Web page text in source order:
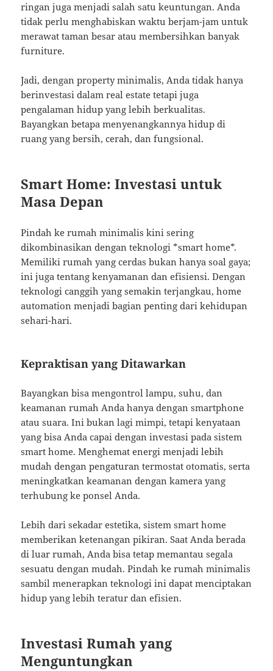
ringan juga menjadi salah satu keuntungan. Anda
tidak perlu menghabiskan waktu berjam-jam untuk
merawat taman besar atau membersihkan banyak
furniture.
Jadi, dengan property minimalis, Anda tidak hanya
berinvestasi dalam real estate tetapi juga
pengalaman hidup yang lebih berkualitas.
Bayangkan betapa menyenangkannya hidup di
ruang yang bersih, cerah, dan fungsional.
Smart Home: Investasi untuk
Masa Depan
Pindah ke rumah minimalis kini sering
dikombinasikan dengan teknologi *smart home*.
Memiliki rumah yang cerdas bukan hanya soal gaya;
ini juga tentang kenyamanan dan efisiensi. Dengan
teknologi canggih yang semakin terjangkau, home
automation menjadi bagian penting dari kehidupan
sehari-hari.
Kepraktisan yang Ditawarkan
Bayangkan bisa mengontrol lampu, suhu, dan
keamanan rumah Anda hanya dengan smartphone
atau suara. Ini bukan lagi mimpi, tetapi kenyataan
yang bisa Anda capai dengan investasi pada sistem
smart home. Menghemat energi menjadi lebih
mudah dengan pengaturan termostat otomatis, serta
meningkatkan keamanan dengan kamera yang
terhubung ke ponsel Anda.
Lebih dari sekadar estetika, sistem smart home
memberikan ketenangan pikiran. Saat Anda berada
di luar rumah, Anda bisa tetap memantau segala
sesuatu dengan mudah. Pindah ke rumah minimalis
sambil menerapkan teknologi ini dapat menciptakan
hidup yang lebih teratur dan efisien.
Investasi Rumah yang
Menguntungkan